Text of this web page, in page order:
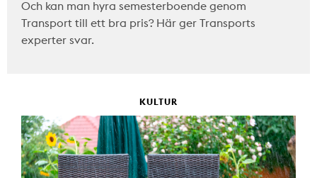
Och kan man hyra semesterboende genom
Transport till ett bra pris? Här ger Transports
experter svar.
KULTUR